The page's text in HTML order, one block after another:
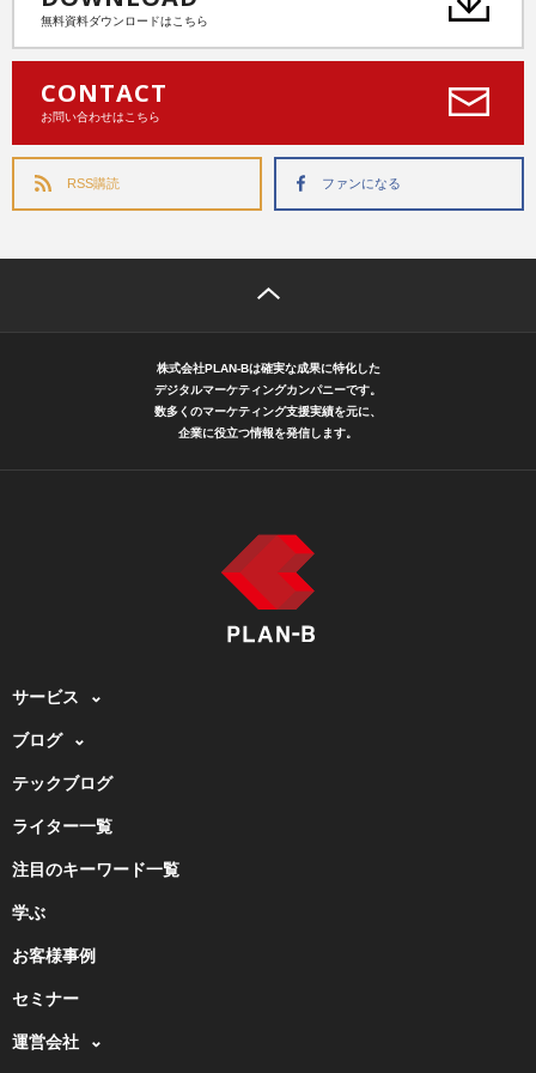
無料資料ダウンロードはこちら
CONTACT
お問い合わせはこちら
RSS購読 ファンになる
株式会社PLAN-Bは確実な成果に特化した
デジタルマーケティングカンパニーです。
数多くのマーケティング支援実績を元に、
企業に役立つ情報を発信します。
サービス
ブログ
テックブログ
ライター一覧
注目のキーワード一覧
学ぶ
お客様事例
セミナー
運営会社